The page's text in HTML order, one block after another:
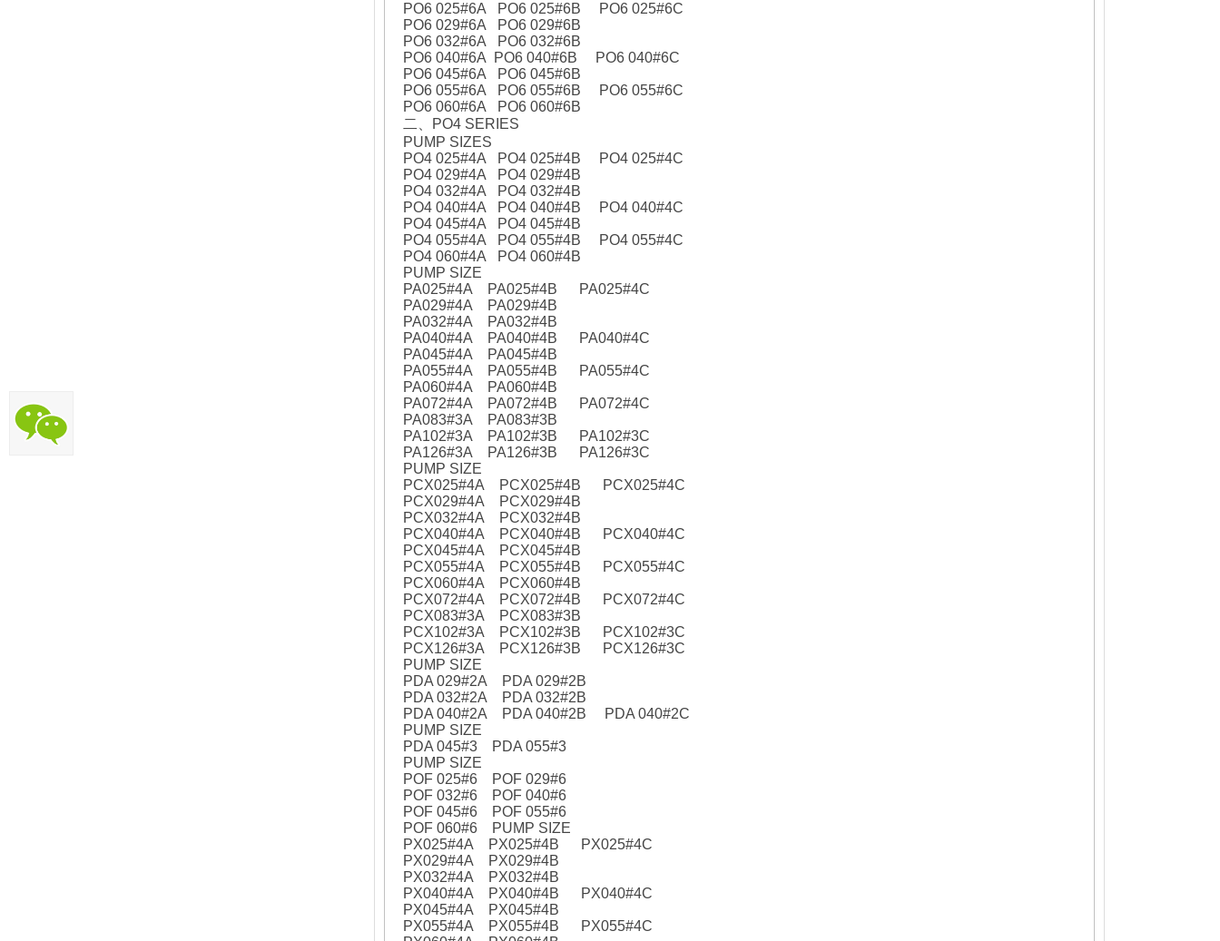
PO6 025#6A PO6 025#6B PO6 025#6C
PO6 029#6A PO6 029#6B
PO6 032#6A PO6 032#6B
PO6 040#6A PO6 040#6B PO6 040#6C
PO6 045#6A PO6 045#6B
PO6 055#6A PO6 055#6B PO6 055#6C
PO6 060#6A PO6 060#6B
二、PO4 SERIES
PUMP SIZES
PO4 025#4A PO4 025#4B PO4 025#4C
PO4 029#4A PO4 029#4B
PO4 032#4A PO4 032#4B
PO4 040#4A PO4 040#4B PO4 040#4C
PO4 045#4A PO4 045#4B
PO4 055#4A PO4 055#4B PO4 055#4C
PO4 060#4A PO4 060#4B
PUMP SIZE
PA025#4A PA025#4B PA025#4C
PA029#4A PA029#4B
PA032#4A PA032#4B
PA040#4A PA040#4B PA040#4C
PA045#4A PA045#4B
PA055#4A PA055#4B PA055#4C
PA060#4A PA060#4B
PA072#4A PA072#4B PA072#4C
PA083#3A PA083#3B
PA102#3A PA102#3B PA102#3C
PA126#3A PA126#3B PA126#3C
PUMP SIZE
PCX025#4A PCX025#4B PCX025#4C
PCX029#4A PCX029#4B
PCX032#4A PCX032#4B
PCX040#4A PCX040#4B PCX040#4C
PCX045#4A PCX045#4B
PCX055#4A PCX055#4B PCX055#4C
PCX060#4A PCX060#4B
PCX072#4A PCX072#4B PCX072#4C
PCX083#3A PCX083#3B
PCX102#3A PCX102#3B PCX102#3C
PCX126#3A PCX126#3B PCX126#3C
PUMP SIZE
PDA 029#2A PDA 029#2B
PDA 032#2A PDA 032#2B
PDA 040#2A PDA 040#2B PDA 040#2C
PUMP SIZE
PDA 045#3 PDA 055#3
PUMP SIZE
POF 025#6 POF 029#6
POF 032#6 POF 040#6
POF 045#6 POF 055#6
POF 060#6 PUMP SIZE
PX025#4A PX025#4B PX025#4C
PX029#4A PX029#4B
PX032#4A PX032#4B
PX040#4A PX040#4B PX040#4C
PX045#4A PX045#4B
PX055#4A PX055#4B PX055#4C